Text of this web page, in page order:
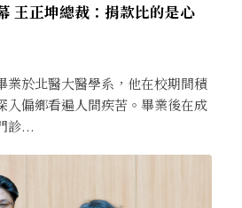
王正坤總裁：捐款比的是心
業於北醫大醫學系，他在校期間積
入偏鄉看遍人間疾苦。畢業後在成
診...